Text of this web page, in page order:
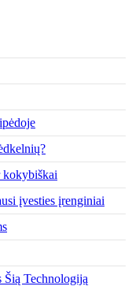
kokybiškai
įvesties įrenginiai
Technologiją